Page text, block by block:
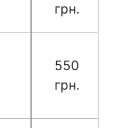
грн.
550
грн.